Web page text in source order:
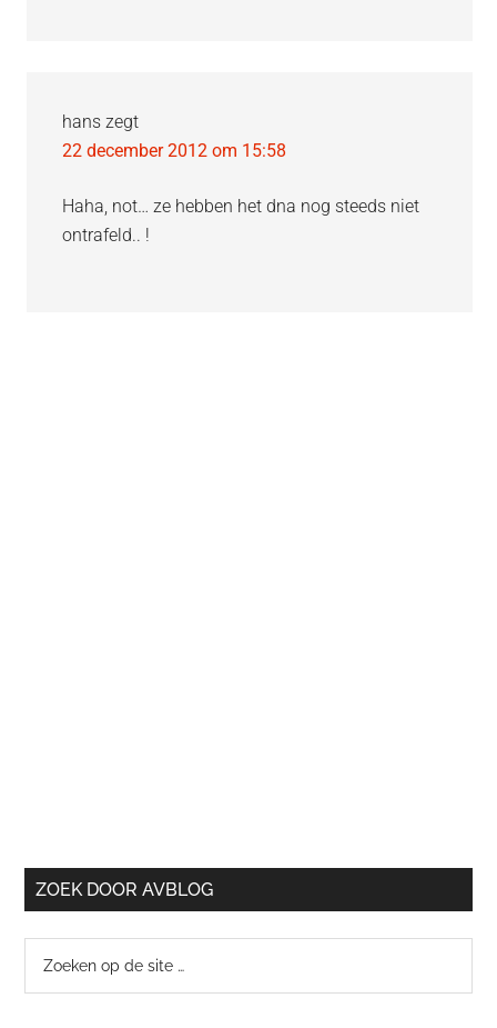
hans zegt
22 december 2012 om 15:58
Haha, not… ze hebben het dna nog steeds niet
ontrafeld.. !
ZOEK DOOR AVBLOG